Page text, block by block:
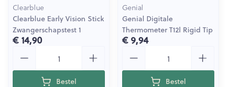
Clearblue
Clearblue Early Vision Stick
Zwangerschapstest 1
€ 14,90
Bestel
Genial
Genial Digitale
Thermometer T12l Rigid Tip
€ 9,94
Bestel